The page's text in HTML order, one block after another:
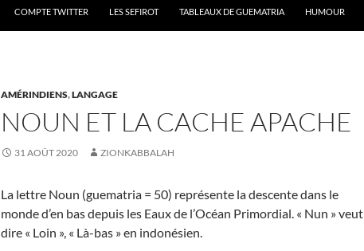
COMPTE TWITTER LES SEFIROT TABLEAUX DE GUEMATRIA HUMOUR
AMÉRINDIENS,LANGAGE
NOUN ET LA CACHE APACHE
31 AOÛT 2020 ZIONKABBALAH
La lettre Noun (guematria = 50) représente la descente dans le
monde d’en bas depuis les Eaux de l’Océan Primordial. « Nun » veut
dire « Loin », « Là-bas » en indonésien.